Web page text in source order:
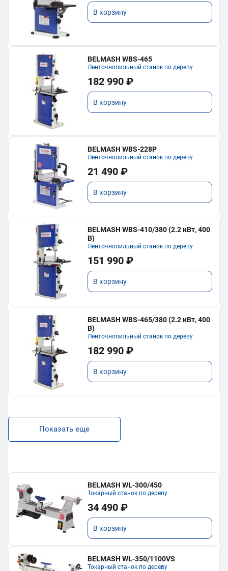
В корзину
BELMASH WBS-465
Ленточнопильный станок по дереву
182 990 ₽
В корзину
BELMASH WBS-228P
Ленточнопильный станок по дереву
21 490 ₽
В корзину
BELMASH WBS-410/380 (2.2 кВт, 400
В)
Ленточнопильный станок по дереву
151 990 ₽
В корзину
BELMASH WBS-465/380 (2.2 кВт, 400
В)
Ленточнопильный станок по дереву
182 990 ₽
В корзину
Показать еще
BELMASH WL-300/450
Токарный станок по дереву
34 490 ₽
В корзину
BELMASH WL-350/1100VS
Токарный станок по дереву